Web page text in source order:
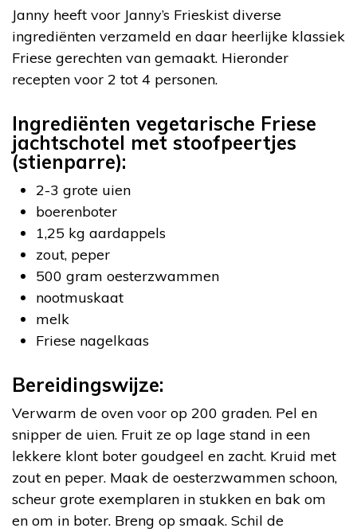
Janny heeft voor Janny’s Frieskist diverse
ingrediënten verzameld en daar heerlijke klassiek
Friese gerechten van gemaakt. Hieronder
recepten voor 2 tot 4 personen.
Ingrediënten vegetarische Friese
jachtschotel met stoofpeertjes
(stienparre):
2-3 grote uien
boerenboter
1,25 kg aardappels
zout, peper
500 gram oesterzwammen
nootmuskaat
melk
Friese nagelkaas
Bereidingswijze:
Verwarm de oven voor op 200 graden. Pel en
snipper de uien. Fruit ze op lage stand in een
lekkere klont boter goudgeel en zacht. Kruid met
zout en peper. Maak de oesterzwammen schoon,
scheur grote exemplaren in stukken en bak om
en om in boter. Breng op smaak. Schil de